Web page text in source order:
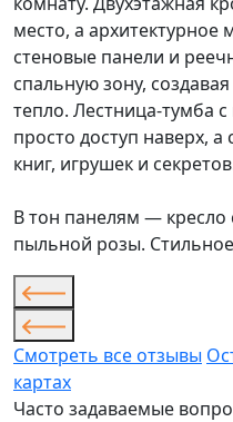
место, а
стеновые панели и
спальную зону,
тепло. Лестница-тумба
просто доступ наверх,
книг, игрушек и
В тон панелям — кресло
пыльной розы.
Смотреть все отзывы
картах
Часто задаваемые